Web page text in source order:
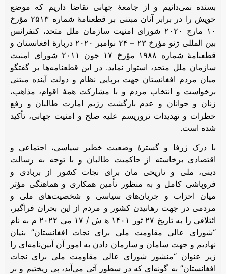
بسنده نمی‌دانیم و از جامعۀ جهانی تقاضا داریم که موضع
خویش را در برابر آنان مبتنی بر قطعنامۀ شماره ۲۵۱۳ مؤرخ
۱۰ مارچ ۲۰۲۰ شورای امنیت سازمان ملل متحد، کنفرانس
بین المللی ژنو مؤرخ ۲۳ – ۲۴ نوامبر ۲۰۲۰ دربارۀ افغانستان و
قطعنامۀ شماره ۱۹۸۸ مؤرخ ۱۷ جون ۲۰۱۱ شورای امنیت
سازمان ملل متحد، استوار نماید. در این قطعنامه‌ها بر گفتگو
میان مردم افغانستان جهت برپایی نظام و دولت آینده مبتنی
برخواست و انتخاب مردم و با مشارکت همۀ اقوام، مذاهب،
زنان و جوانان و عدم بازگشت رژیم امارت طالبان و رفع
خطرات و تهدیدات تروریسم علیه صلح و امنیت جهانی، تأکید
شده است.
با درک ژرفا و گسترۀ وضعیت خطیر سیاسی، اجتماعی و
اقتصادی برخاسته از حاکمیت طالبان و با توجه به رسالت
دینی، ملی و تاریخی مان برای نجات کشور از بربادی و
فروپاشی کامل و به منظور تأمین همکاری و هماهنگی مؤثر
میان احزاب و جریان‌های سیاسی و شخصیت‌های ملی و
مردمی در جهت رهانیدن کشور و مردم از این بحران فراگیر،
ائتلافی را به تاریخ ۲۷ ثور ۱۴۰۱ ﮬ ش / ۱۷ می ۲۰۲۲ م به نام
“شورای عالی مقاومت ملی برای نجات افغانستان” بنیان
نهادیم و جهت سامان و سازمان دادن به امور آن آیین‌نامه‌ای را
زیر عنوان “منشور شورای عالی مقاومت ملی برای نجات
افغانستان” به گونه‌ای که در سطور آتی می‌آید، پی ریختیم و بر